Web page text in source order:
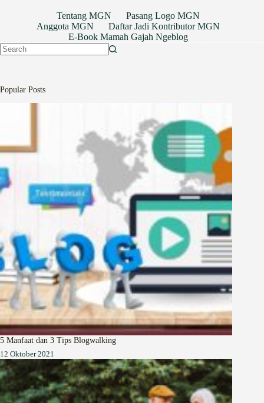
Tentang MGN
Pasang Logo MGN
Anggota MGN
Daftar Jadi Kontributor MGN
E-Book Mamah Gajah Ngeblog
Popular Posts
5 Manfaat dan 3 Tips Blogwalking
12 Oktober 2021